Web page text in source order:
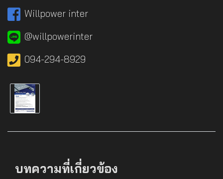
Willpower inter
@willpowerinter
094-294-8929
บทความที่เกี่ยวข้อง